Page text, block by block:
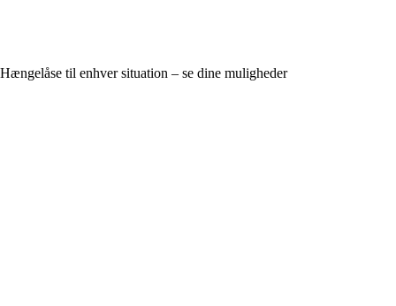
Hængelåse til enhver situation – se dine muligheder